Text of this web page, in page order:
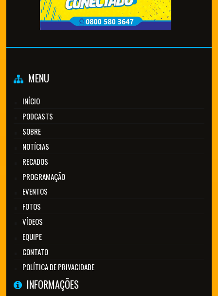
MENU
INÍCIO
PODCASTS
SOBRE
NOTÍCIAS
RECADOS
PROGRAMAÇÃO
EVENTOS
FOTOS
VÍDEOS
EQUIPE
CONTATO
POLÍTICA DE PRIVACIDADE
INFORMAÇÕES